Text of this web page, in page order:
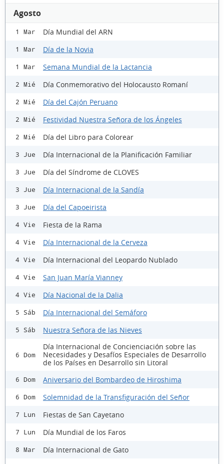
Agosto
1 Mar Día Mundial del ARN
1 Mar Día de la Novia
1 Mar Semana Mundial de la Lactancia
2 Mié Día Conmemorativo del Holocausto Romaní
2 Mié Día del Cajón Peruano
2 Mié Festividad Nuestra Señora de los Ángeles
2 Mié Día del Libro para Colorear
3 Jue Día Internacional de la Planificación Familiar
3 Jue Día del Síndrome de CLOVES
3 Jue Día Internacional de la Sandía
3 Jue Día del Capoeirista
4 Vie Fiesta de la Rama
4 Vie Día Internacional de la Cerveza
4 Vie Día Internacional del Leopardo Nublado
4 Vie San Juan María Vianney
4 Vie Día Nacional de la Dalia
5 Sáb Día Internacional del Semáforo
5 Sáb Nuestra Señora de las Nieves
6 Dom
Día Internacional de Concienciación sobre las
Necesidades y Desafíos Especiales de Desarrollo
de los Países en Desarrollo sin Litoral
6 Dom Aniversario del Bombardeo de Hiroshima
6 Dom Solemnidad de la Transfiguración del Señor
7 Lun Fiestas de San Cayetano
7 Lun Día Mundial de los Faros
8 Mar Día Internacional de Gato